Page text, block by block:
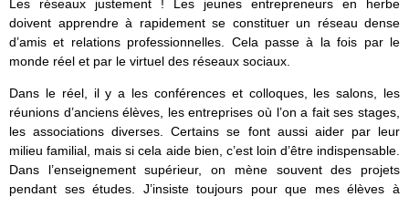
Les réseaux justement ! Les jeunes entrepreneurs en herbe
doivent apprendre à rapidement se constituer un réseau dense
d’amis et relations professionnelles. Cela passe à la fois par le
monde réel et par le virtuel des réseaux sociaux.
Dans le réel, il y a les conférences et colloques, les salons, les
réunions d’anciens élèves, les entreprises où l’on a fait ses stages,
les associations diverses. Certains se font aussi aider par leur
milieu familial, mais si cela aide bien, c’est loin d’être indispensable.
Dans l’enseignement supérieur, on mène souvent des projets
pendant ses études. J’insiste toujours pour que mes élèves à